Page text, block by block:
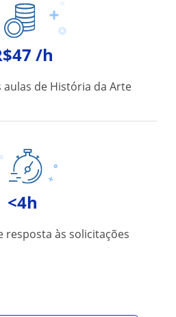
/h
aulas de História da Arte
<4h
resposta às solicitações